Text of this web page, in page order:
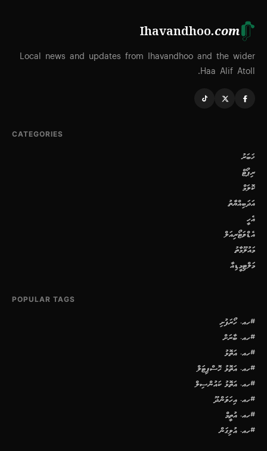
Ihavandhoo.com
Local news and updates from Ihavandhoo and the wider
Haa Alif Atoll.
CATEGORIES
ޚަބަރު
ރިޕޯޓް
ކޮލަމް
އަދަބިއްޔާތު
އެހީ
އެޑްވަޓޯރިއަލް
މައުލޫމާތު
މަލްޓިމީޑިއާ
POPULAR TAGS
#ހއ. ހޯރަފުށި
#ހއ. ބާރަށް
#ހއ. އަތޮޅު
#ހއ. އަތޮޅު ހޮސްޕިޓަލް
#ހއ. އަތޮޅު ކައުންސިލް
#ހއ. އިހަވަންދޫ
#ހއ. އުތީމް
#ހއ. އުލިގަން